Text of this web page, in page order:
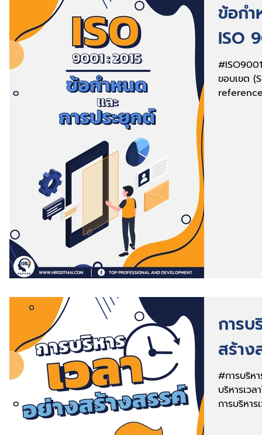
ข้อก
ISO
ขอบเขต
การบ
สร้าง
#การบริห
บริหารเวล
การบริหา